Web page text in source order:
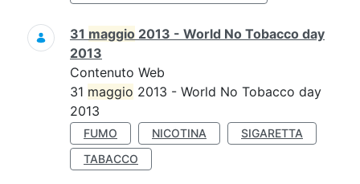
31 maggio 2013 - World No Tobacco day
2013
Contenuto Web
31 maggio 2013 - World No Tobacco day
2013
FUMO NICOTINA
SIGARETTA
TABACCO